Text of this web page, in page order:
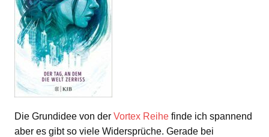
Die Grundidee von der Vortex Reihe finde ich spannend
aber es gibt so viele Widersprüche. Gerade bei